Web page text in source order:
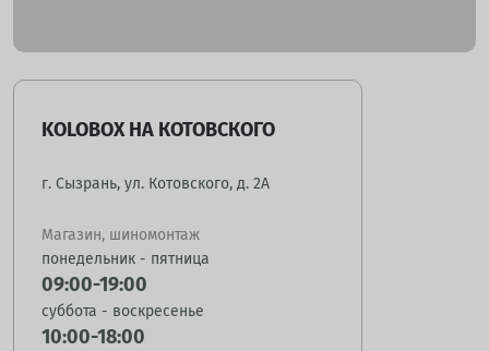
KOLOBOX НА КОТОВСКОГО
г. Сызрань, ул. Котовского, д. 2А
Магазин, шиномонтаж
понедельник - пятница
09:00-19:00
суббота - воскресенье
10:00-18:00